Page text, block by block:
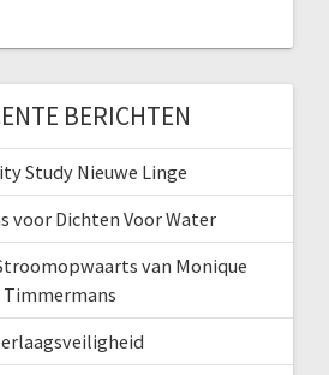
BERICHTEN
Study Nieuwe Linge
voor Dichten Voor Water
van Monique
Timmermans